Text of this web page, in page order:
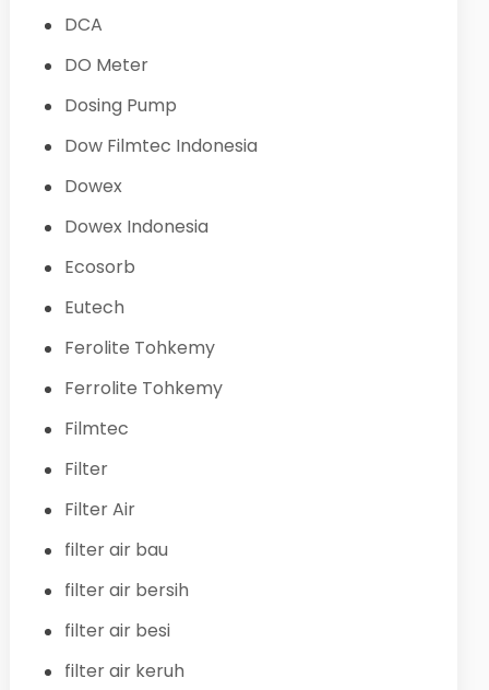
DCA
DO Meter
Dosing Pump
Dow Filmtec Indonesia
Dowex
Dowex Indonesia
Ecosorb
Eutech
Ferolite Tohkemy
Ferrolite Tohkemy
Filmtec
Filter
Filter Air
filter air bau
filter air bersih
filter air besi
filter air keruh